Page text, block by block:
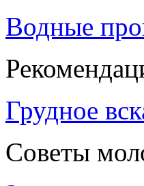
Водные
Грудное
Советы